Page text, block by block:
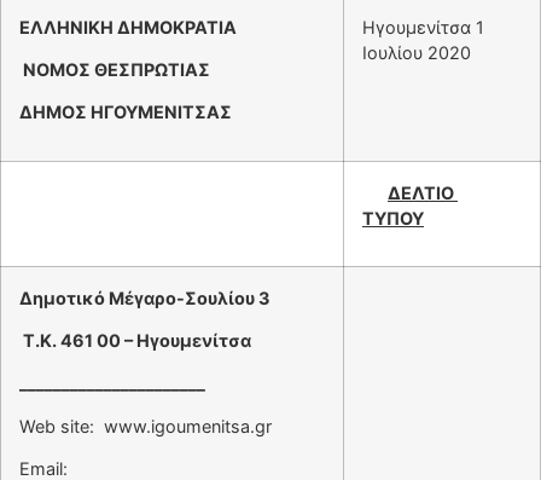
ΕΛΛΗΝΙΚΗ ΔΗΜΟΚΡΑΤΙΑ
ΝΟΜΟΣ ΘΕΣΠΡΩΤΙΑΣ
ΔΗΜΟΣ ΗΓΟΥΜΕΝΙΤΣΑΣ
Ηγουμενίτσα 1
Ιουλίου 2020
ΔΕΛΤΙΟ
ΤΥΠΟΥ
Δημοτικό Μέγαρο-Σουλίου 3
Τ.Κ. 461 00 – Ηγουμενίτσα
Web site: www.igoumenitsa.gr
Email: